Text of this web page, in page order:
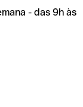
- das 9h às